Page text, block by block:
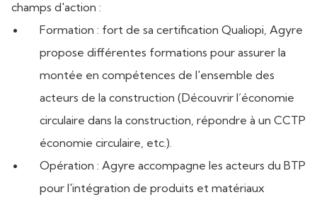
champs d'action :
Formation : fort de sa certification Qualiopi, Agyre
propose différentes formations pour assurer la
montée en compétences de l'ensemble des
acteurs de la construction (Découvrir l’économie
circulaire dans la construction, répondre à un CCTP
économie circulaire, etc.).
Opération : Agyre accompagne les acteurs du BTP
pour l'intégration de produits et matériaux